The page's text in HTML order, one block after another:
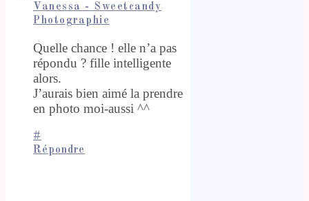
Vanessa - Sweetcandy
Photographie
Quelle chance ! elle n’a pas
répondu ? fille intelligente
alors.
J’aurais bien aimé la prendre
en photo moi-aussi ^^
#
Répondre